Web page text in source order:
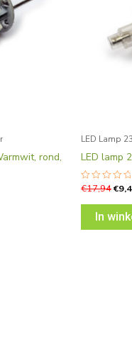
rond,
LED Lamp
LED lamp
uit
€17,94€
In